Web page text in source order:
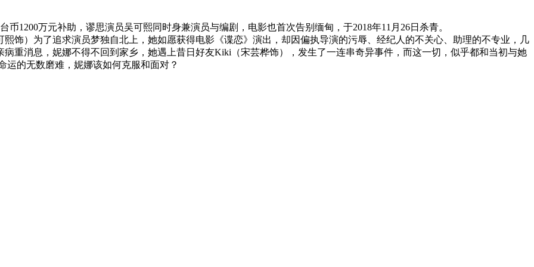
1200万元补助，谬思演员吴可熙同时身兼演员与编剧，电影也首次告别缅甸，于2018年11月26日杀青。
）为了追求演员梦独自北上，她如愿获得电影《谍恋》演出，却因偏执导演的污辱、经纪人的不关心、助理的不专业，几
重消息，妮娜不得不回到家乡，她遇上昔日好友Kiki（宋芸桦饰），发生了一连串奇异事件，而这一切，似乎都和当初与她
的无数磨难，妮娜该如何克服和面对？